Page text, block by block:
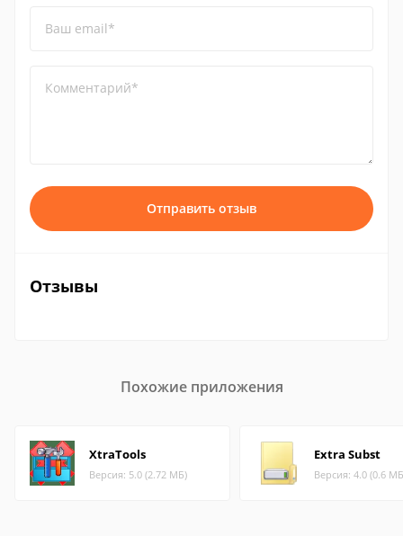
Ваш email*
Комментарий*
Отправить отзыв
Отзывы
Похожие приложения
XtraTools
Версия: 5.0 (2.72 МБ)
Extra Subst
Версия: 4.0 (0.6